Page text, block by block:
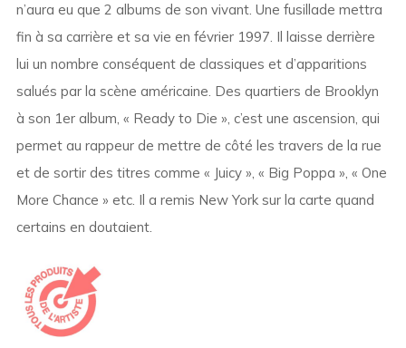
n’aura eu que 2 albums de son vivant. Une fusillade mettra
fin à sa carrière et sa vie en février 1997. Il laisse derrière
lui un nombre conséquent de classiques et d’apparitions
salués par la scène américaine. Des quartiers de Brooklyn
à son 1er album, « Ready to Die », c’est une ascension, qui
permet au rappeur de mettre de côté les travers de la rue
et de sortir des titres comme « Juicy », « Big Poppa », « One
More Chance » etc. Il a remis New York sur la carte quand
certains en doutaient.